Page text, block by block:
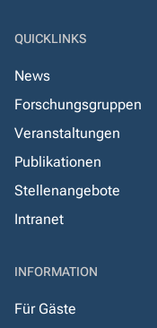
QUICKLINKS
News
Forschungsgruppen
Veranstaltungen
Publikationen
Stellenangebote
Intranet
INFORMATION
Für Gäste